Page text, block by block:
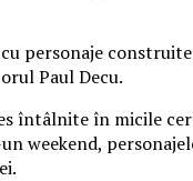
personaje
Paul Decu.
întâlnite în micile
weekend,